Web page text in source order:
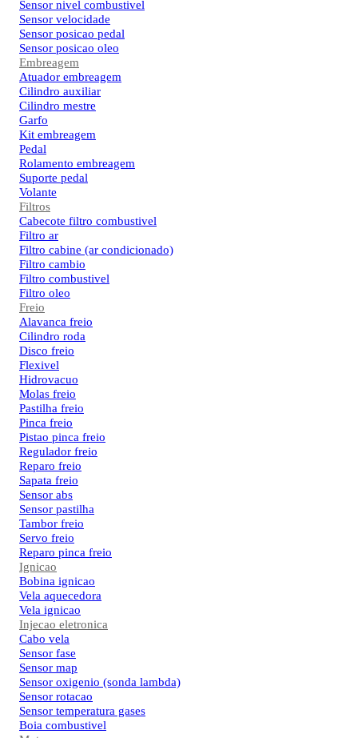
Sensor nivel combustivel
Sensor velocidade
Sensor posicao pedal
Sensor posicao oleo
Embreagem
Atuador embreagem
Cilindro auxiliar
Cilindro mestre
Garfo
Kit embreagem
Pedal
Rolamento embreagem
Suporte pedal
Volante
Filtros
Cabecote filtro combustivel
Filtro ar
Filtro cabine (ar condicionado)
Filtro cambio
Filtro combustivel
Filtro oleo
Freio
Alavanca freio
Cilindro roda
Disco freio
Flexivel
Hidrovacuo
Molas freio
Pastilha freio
Pinca freio
Pistao pinca freio
Regulador freio
Reparo freio
Sapata freio
Sensor abs
Sensor pastilha
Tambor freio
Servo freio
Reparo pinca freio
Ignicao
Bobina ignicao
Vela aquecedora
Vela ignicao
Injecao eletronica
Cabo vela
Sensor fase
Sensor map
Sensor oxigenio (sonda lambda)
Sensor rotacao
Sensor temperatura gases
Boia combustivel